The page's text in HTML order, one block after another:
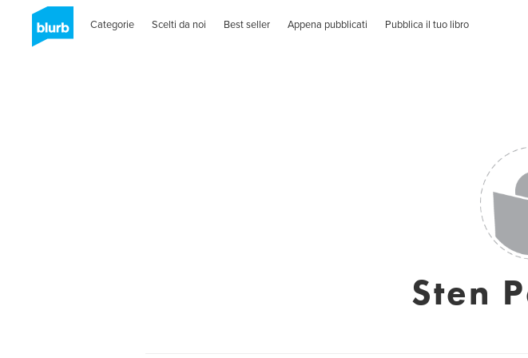
Categorie Scelti da noi Best seller Appena pubblicati Pubblica il tuo libro
Sten